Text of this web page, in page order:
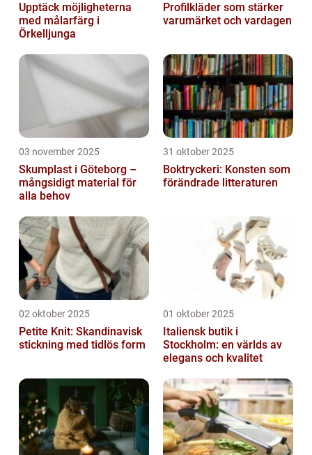
Upptäck möjligheterna
med målarfärg i
Örkelljunga
Profilkläder som stärker
varumärket och vardagen
03 november 2025
Skumplast i Göteborg –
mångsidigt material för
alla behov
31 oktober 2025
Boktryckeri: Konsten som
förändrade litteraturen
02 oktober 2025
Petite Knit: Skandinavisk
stickning med tidlös form
01 oktober 2025
Italiensk butik i
Stockholm: en världs av
elegans och kvalitet